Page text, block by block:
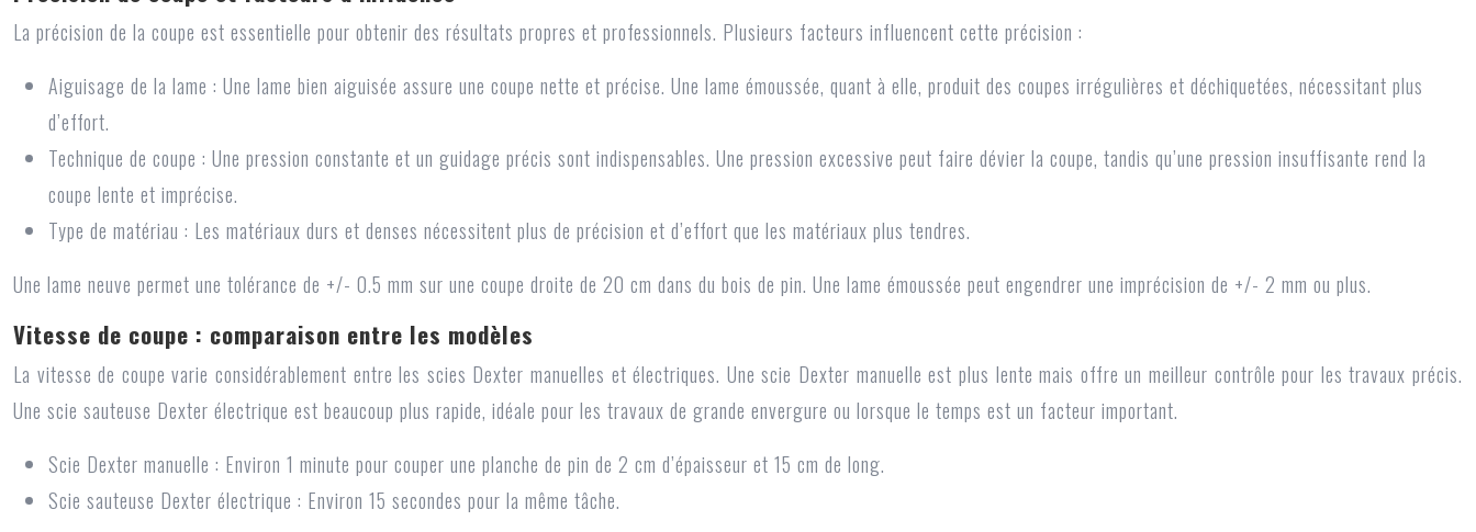
La précision de la coupe est essentielle pour obtenir des résultats propres et professionnels. Plusieurs facteurs influencent cette précision :
Aiguisage de la lame : Une lame bien aiguisée assure une coupe nette et précise. Une lame émoussée, quant à elle, produit des coupes irrégulières et déchiquetées, nécessitant plus
d’effort.
Technique de coupe : Une pression constante et un guidage précis sont indispensables. Une pression excessive peut faire dévier la coupe, tandis qu’une pression insuffisante rend la
coupe lente et imprécise.
Type de matériau : Les matériaux durs et denses nécessitent plus de précision et d’effort que les matériaux plus tendres.
Une lame neuve permet une tolérance de +/- 0.5 mm sur une coupe droite de 20 cm dans du bois de pin. Une lame émoussée peut engendrer une imprécision de +/- 2 mm ou plus.
Vitesse de coupe : comparaison entre les modèles
La vitesse de coupe varie considérablement entre les scies Dexter manuelles et électriques. Une scie Dexter manuelle est plus lente mais offre un meilleur contrôle pour les travaux précis.
Une scie sauteuse Dexter électrique est beaucoup plus rapide, idéale pour les travaux de grande envergure ou lorsque le temps est un facteur important.
Scie Dexter manuelle : Environ 1 minute pour couper une planche de pin de 2 cm d’épaisseur et 15 cm de long.
Scie sauteuse Dexter électrique : Environ 15 secondes pour la même tâche.